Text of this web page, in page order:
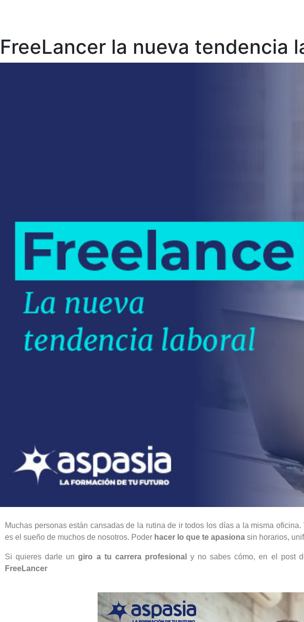
FreeLancer la nueva tendencia
Muchas personas están cansadas de la rutina de ir todos los días a la misma oficina.
es el sueño de muchos de nosotros. Poder hacer lo que te apasiona sin horarios,
Si quieres darle ungiro a tu carrera profesional y no sabes cómo, en el post
FreeLancer